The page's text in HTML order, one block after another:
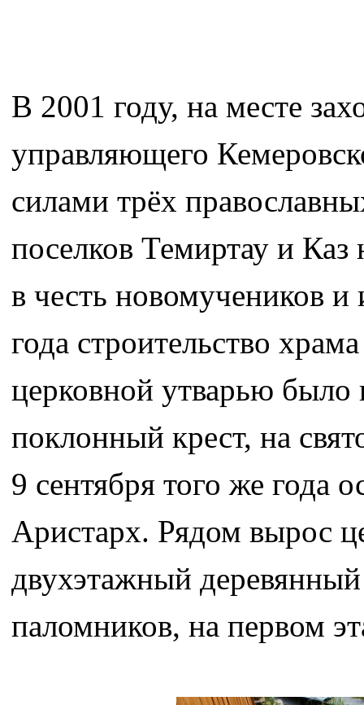
В 2001 году, на месте
управляющего
силами трёх
поселков Темиртау и Каз
в честь новомучеников
года строительство
церковной утварью было
поклонный крест, на
9 сентября того же года
Аристарх. Рядом вырос
двухэтажный
паломников, на первом